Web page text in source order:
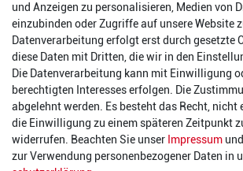
0 26 63/ 9 68 69 37
Öffnungszeiten
Montag:
Dienstag:
Mittwoch:
Donnerstag:
Freitag:
Samstag:
und Anzeigen zu personalisieren, Medien von
einzubinden oder Zugriffe auf unsere Website
Datenverarbeitung erfolgt erst durch gesetzte
diese Daten mit Dritten, die wir in den
Die Datenverarbeitung kann mit Einwilligung
berechtigten Interesses erfolgen. Die
abgelehnt werden. Es besteht das Recht,
die Einwilligung zu einem späteren Zeitpunkt
widerrufen. Beachten Sie unser Impressum
zur Verwendung personenbezogener Daten in